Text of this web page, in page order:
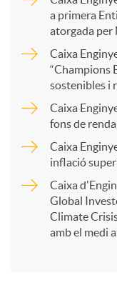
r
a primera
atorgada per
Caixa
“Champions
sostenibles i
Caixa
fons de
Caixa
inflació
Caixa
Global
Climate
amb el medi